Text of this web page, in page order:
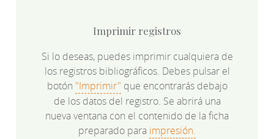
Imprimir registros
Si lo deseas, puedes imprimir cualquiera de
los registros bibliográficos. Debes pulsar el
botón "Imprimir" que encontrarás debajo
de los datos del registro. Se abrirá una
nueva ventana con el contenido de la ficha
preparado para impresión.